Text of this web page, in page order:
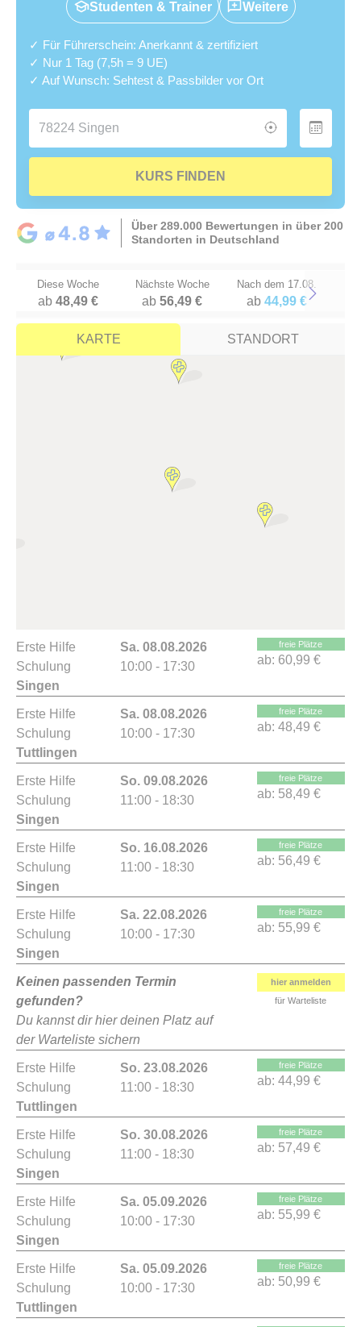
Studenten & Trainer Weitere
✓ Für Führerschein: Anerkannt & zertifiziert
✓ Nur 1 Tag (7,5h = 9 UE)
✓ Auf Wunsch: Sehtest & Passbilder vor Ort
KURS FINDEN
Über 289.000 Bewertungen in über 200
Standorten in Deutschland
Diese Woche
ab48,49 €
Nächste Woche
ab56,49 €
Nach dem 17.08.
ab 44,99 €Next
KARTE STANDORT
Erste Hilfe
Schulung
Singen
Sa. 08.08.2026
10:00 - 17:30
freie Plätze
ab: 60,99 €
Erste Hilfe
Schulung
Tuttlingen
Sa. 08.08.2026
10:00 - 17:30
freie Plätze
ab: 48,49 €
Erste Hilfe
Schulung
Singen
So. 09.08.2026
11:00 - 18:30
freie Plätze
ab: 58,49 €
Erste Hilfe
Schulung
Singen
So. 16.08.2026
11:00 - 18:30
freie Plätze
ab: 56,49 €
Erste Hilfe
Schulung
Singen
Sa. 22.08.2026
10:00 - 17:30
freie Plätze
ab: 55,99 €
Keinen passenden Termin
gefunden?
Du kannst dir hier deinen Platz auf
der Warteliste sichern
hier anmelden
für Warteliste
Erste Hilfe
Schulung
Tuttlingen
So. 23.08.2026
11:00 - 18:30
freie Plätze
ab: 44,99 €
Erste Hilfe
Schulung
Singen
So. 30.08.2026
11:00 - 18:30
freie Plätze
ab: 57,49 €
Erste Hilfe
Schulung
Singen
Sa. 05.09.2026
10:00 - 17:30
freie Plätze
ab: 55,99 €
Erste Hilfe
Schulung
Tuttlingen
Sa. 05.09.2026
10:00 - 17:30
freie Plätze
ab: 50,99 €